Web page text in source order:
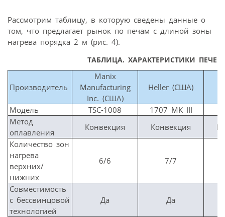
Рассмотрим таблицу, в которую сведены данные о
том, что предлагает рынок по печам с длиной зоны
нагрева порядка 2 м (рис. 4).
ТАБЛИЦА. ХАРАКТЕРИСТИКИ
Производитель
Manix
Manufacturing
Inc. (США)
Heller (США)
Модель
TSC-1008 1707 MK III
Метод
оплавления
Конвекция Конвекция
Количество зон
нагрева
верхних/
нижних
6/6 7/7
Совместимость
с бессвинцовой
технологией
Да Да